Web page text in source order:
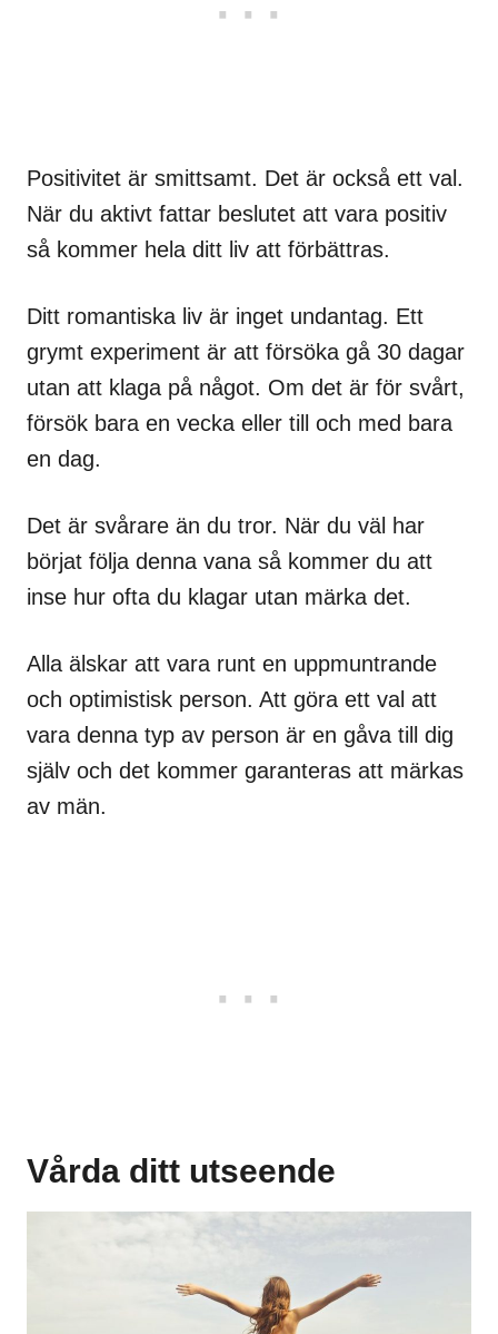
Positivitet är smittsamt. Det är också ett val.
När du aktivt fattar beslutet att vara positiv
så kommer hela ditt liv att förbättras.
Ditt romantiska liv är inget undantag. Ett
grymt experiment är att försöka gå 30 dagar
utan att klaga på något. Om det är för svårt,
försök bara en vecka eller till och med bara
en dag.
Det är svårare än du tror. När du väl har
börjat följa denna vana så kommer du att
inse hur ofta du klagar utan märka det.
Alla älskar att vara runt en uppmuntrande
och optimistisk person. Att göra ett val att
vara denna typ av person är en gåva till dig
själv och det kommer garanteras att märkas
av män.
Vårda ditt utseende